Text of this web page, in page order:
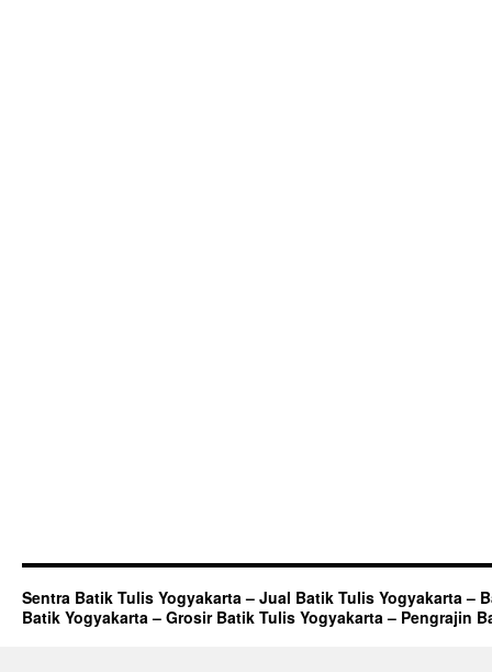
Sentra Batik Tulis Yogyakarta – Jual Batik Tulis Yogyakarta –
Batik Yogyakarta – Grosir Batik Tulis Yogyakarta – Pengrajin